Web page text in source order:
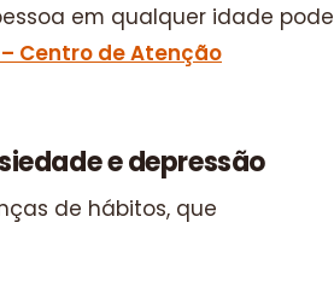
em qualquer idade pode
– Centro de Atenção
e depressão
de hábitos, que